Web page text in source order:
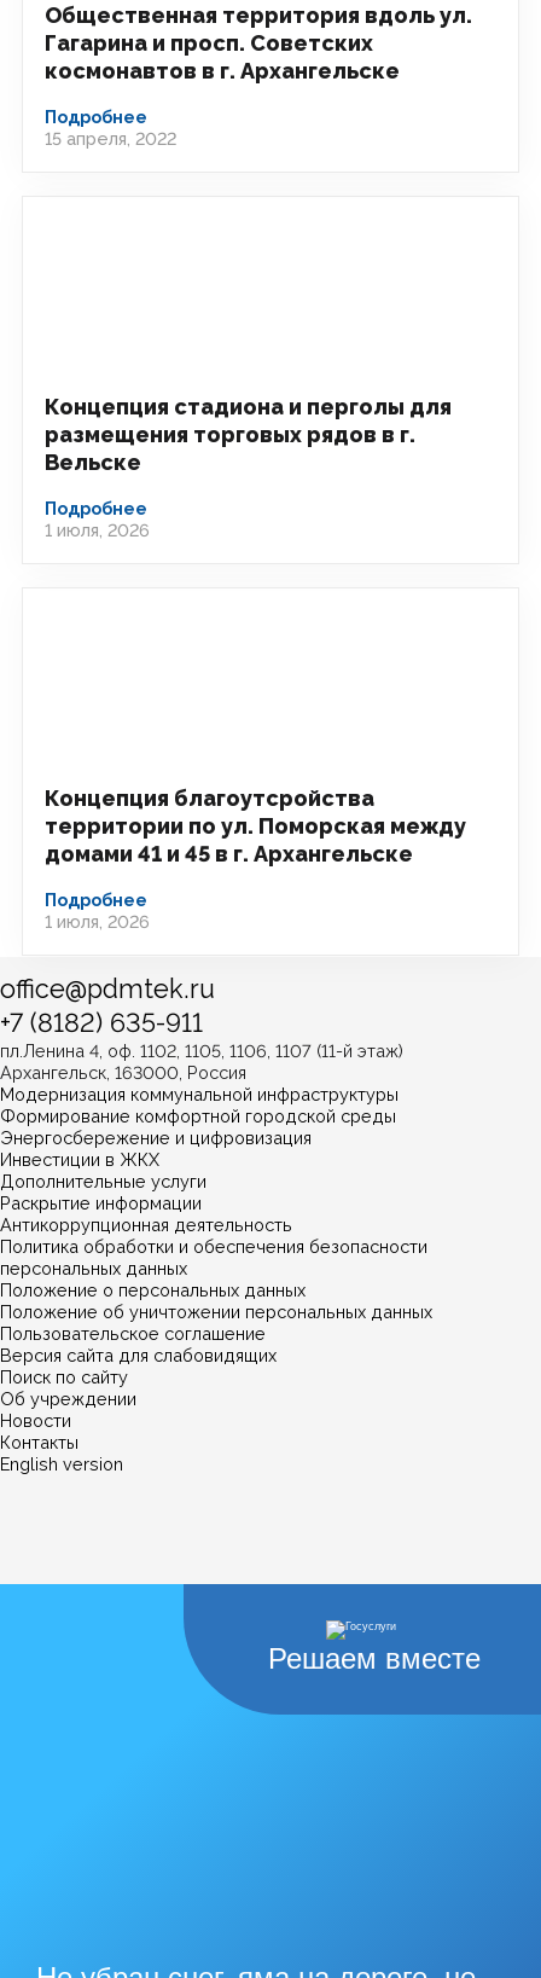
Общественная территория вдоль ул.
Гагарина и просп. Советских
космонавтов в г. Архангельске
Подробнее
15 апреля, 2022
Концепция стадиона и перголы для
размещения торговых рядов в г.
Вельске
Подробнее
1 июля, 2026
Концепция благоутсройства
территории по ул. Поморская между
домами 41 и 45 в г. Архангельске
Подробнее
1 июля, 2026
office@pdmtek.ru
+7 (8182) 635-911
пл.Ленина 4, оф. 1102, 1105, 1106, 1107 (11-й этаж)
Архангельск, 163000, Россия
Модернизация коммунальной инфраструктуры
Формирование комфортной городской среды
Энергосбережение и цифровизация
Инвестиции в ЖКХ
Дополнительные услуги
Раскрытие информации
Антикоррупционная деятельность
Политика обработки и обеспечения безопасности
персональных данных
Положение о персональных данных
Положение об уничтожении персональных данных
Пользовательское соглашение
Версия сайта для слабовидящих
Поиск по сайту
Об учреждении
Новости
Контакты
English version
Решаем вместе